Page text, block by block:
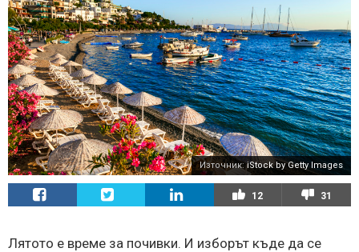
Източник:iStock by Getty Images
12 31
Лятото е време за почивки. И изборът къде да се